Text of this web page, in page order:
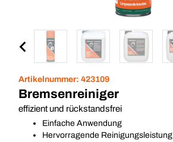
Artikelnummer: 423109
Bremsenreiniger
effizient und rückstandsfrei
Einfache Anwendung
Hervorragende Reinigungsleistung